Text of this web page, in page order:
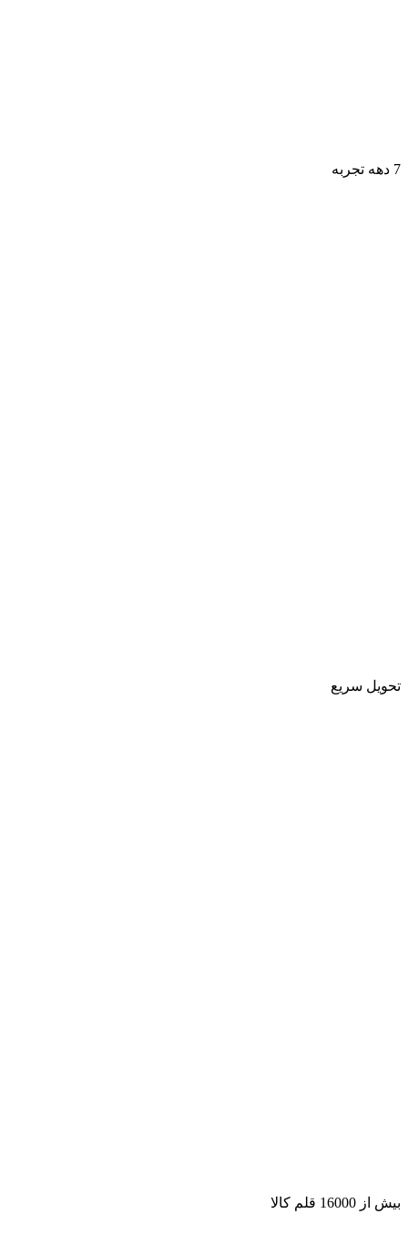
7 دهه تجربه
تحویل سریع
بیش از 16000 قلم کالا